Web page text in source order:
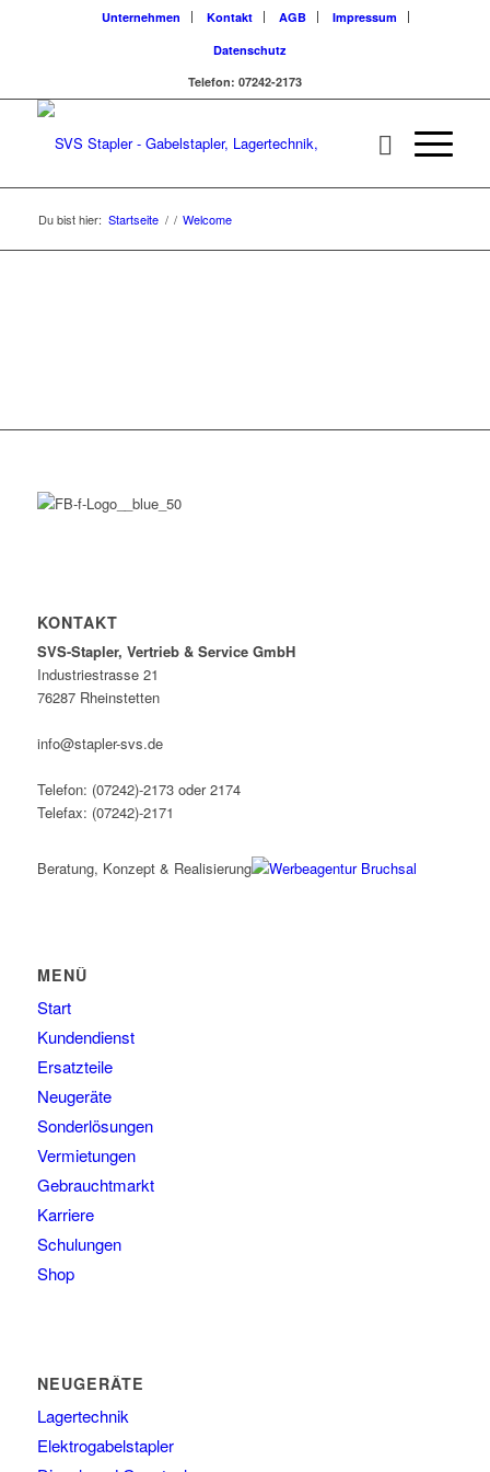
Unternehmen Kontakt AGB
Impressum
Datenschutz
Telefon: 07242-2173
Du bist hier: Startseite / / Welcome
KONTAKT
SVS-Stapler, Vertrieb & Service GmbH
Industriestrasse 21
76287 Rheinstetten
info@stapler-svs.de
Telefon: (07242)-2173 oder 2174
Telefax: (07242)-2171
Beratung, Konzept & Realisierung
MENÜ
Start
Kundendienst
Ersatzteile
Neugeräte
Sonderlösungen
Vermietungen
Gebrauchtmarkt
Karriere
Schulungen
Shop
NEUGERÄTE
Lagertechnik
Elektrogabelstapler